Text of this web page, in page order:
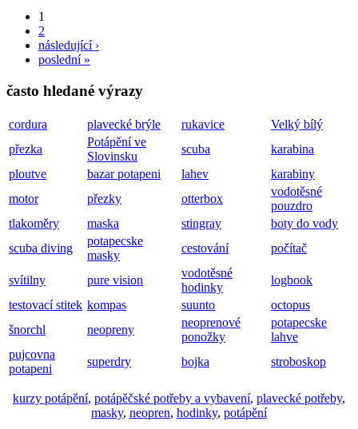
1
2
následující ›
poslední »
často hledané výrazy
cordura plavecké brýle rukavice
Velký bílý
přezka
Potápění ve
Slovinsku
scuba
karabina
ploutve
bazar potapeni lahev
karabiny
motor
přezky otterbox
vodotěsné
pouzdro
tlakoměry
maska stingray
boty do vody
scuba diving
potapecske
masky
cestování počítač
svítilny pure vision
vodotěsné
hodinky
logbook
testovací stitek kompas suunto
octopus
šnorchl
neopreny
neoprenové
ponožky
potapecske
lahve
pujcovna
potapeni
superdry bojka stroboskop
kurzy potápění, potápěčské potřeby a vybavení, plavecké potřeby,
masky, neopren, hodinky, potápění